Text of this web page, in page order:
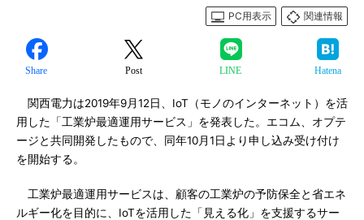
PC用表示
関連情報
Share Post LINE Hatena
関西電力は2019年9月12日、IoT（モノのインターネット）を活
用した「工業炉最適運用サービス」を発表した。エコム、オプテ
ージと共同開発したもので、同年10月1日より申し込み受け付け
を開始する。
工業炉最適運用サービスは、顧客の工業炉の予防保全と省エネ
ルギー化を目的に、IoTを活用した「見える化」を支援するサー